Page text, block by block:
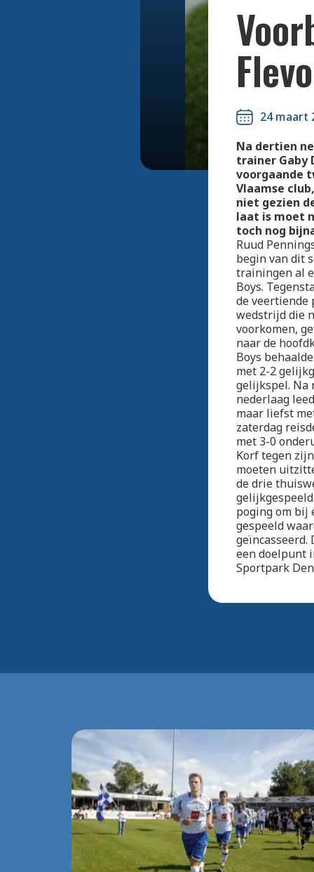
24 maart
Na dertien
trainer Gaby
voorgaande
Vlaamse
niet gezien
laat is moet
toch nog
Ruud
begin van dit
trainingen al
Boys.
de veertiende
wedstrijd die
voorkomen,
naar de
Boys
met 2-2
gelijkspel. Na
nederlaag
maar liefst
zaterdag
met 3-0
Korf tegen
moeten
de drie
poging om bij
gespeeld
geïncasseerd.
een doelpunt
Sportpark